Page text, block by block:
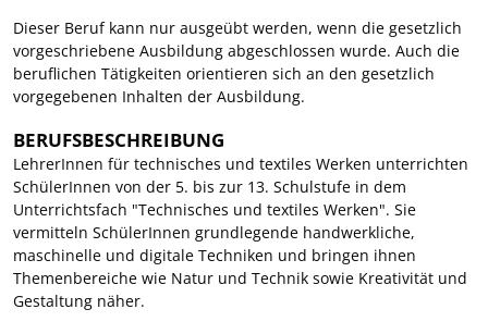
Dieser Beruf kann nur ausgeübt werden, wenn die gesetzlich
vorgeschriebene Ausbildung abgeschlossen wurde. Auch die
beruflichen Tätigkeiten orientieren sich an den gesetzlich
vorgegebenen Inhalten der Ausbildung.
BERUFSBESCHREIBUNG
LehrerInnen für technisches und textiles Werken unterrichten
SchülerInnen von der 5. bis zur 13. Schulstufe in dem
Unterrichtsfach "Technisches und textiles Werken". Sie
vermitteln SchülerInnen grundlegende handwerkliche,
maschinelle und digitale Techniken und bringen ihnen
Themenbereiche wie Natur und Technik sowie Kreativität und
Gestaltung näher.